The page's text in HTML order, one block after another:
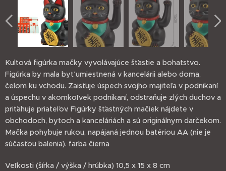
Kultová figúrka mačky vyvolávajúce šťastie a bohatstvo.
Figúrka by mala byť umiestnená v kancelárii alebo doma,
čelom ku vchodu. Zaisťuje úspech svojho majiteľa v podnikaní
a úspechu v akomkoľvek podnikaní, odstraňuje zlých duchov a
priťahuje priateľov. Figúrky šťastných mačiek nájdete v
obchodoch, bytoch a kanceláriách a sú originálnym darčekom.
Mačka pohybuje rukou, napájaná jednou batériou AA (nie je
súčasťou balenia). farba čierna
Veľkosti (šírka / výška / hrúbka) 10,5 x 15 x 8 cm